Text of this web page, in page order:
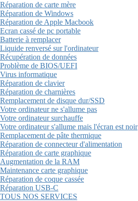
Réparation de carte mère
Réparation de Windows
Réparation de Apple Macbook
Ecran cassé de pc portable
Batterie à remplacer
Liquide renversé sur l'ordinateur
Récupération de données
Problème de BIOS/UEFI
Virus informatique
Réparation de clavier
Réparation de charnières
Remplacement de disque dur/SSD
Votre ordinateur ne s'allume pas
Votre ordinateur surchauffe
Votre ordinateur s'allume mais l'écran est noir
Remplacement de pâte thermique
Réparation de connecteur d'alimentation
Réparation de carte graphique
Augmentation de la RAM
Maintenance carte graphique
Réparation de coque cassée
Réparation USB-C
TOUS NOS SERVICES